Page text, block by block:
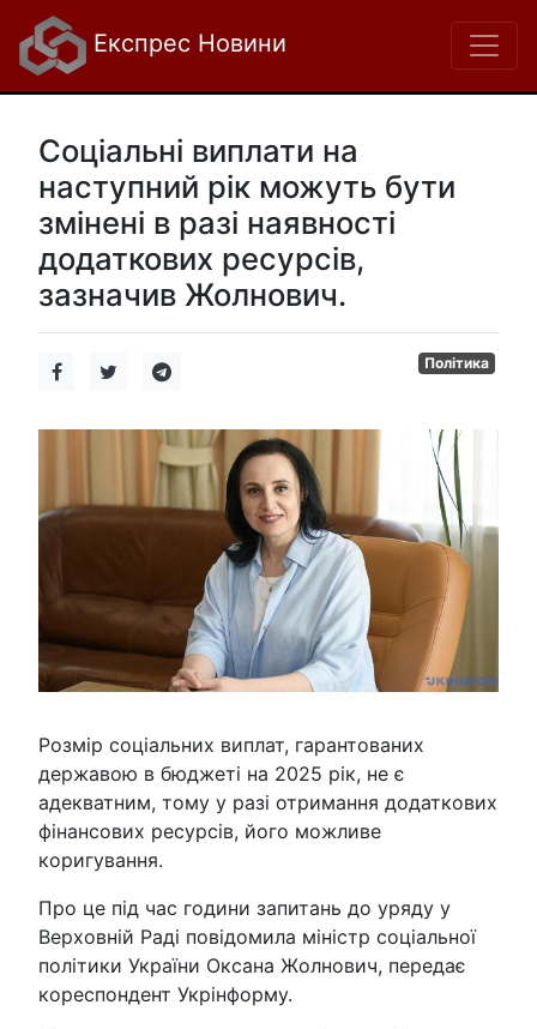
Експрес Новини
Соціальні виплати на
наступний рік можуть бути
змінені в разі наявності
додаткових ресурсів,
зазначив Жолнович.
Політика
Розмір соціальних виплат, гарантованих
державою в бюджеті на 2025 рік, не є
адекватним, тому у разі отримання додаткових
фінансових ресурсів, його можливе
коригування.
Про це під час години запитань до уряду у
Верховній Раді повідомила міністр соціальної
політики України Оксана Жолнович, передає
кореспондент Укрінформу.